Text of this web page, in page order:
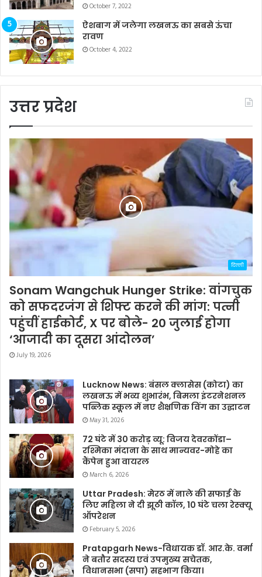
October 7, 2022
ऐशबाग में जलेगा लखनऊ का सबसे ऊंचा
रावण
October 4, 2022
उत्तर प्रदेश
दिल्ली
Sonam Wangchuk Hunger Strike: वांगचुक
को सफदरजंग से शिफ्ट करने की मांग: पत्नी
पहुंचीं हाईकोर्ट, X पर बोले- 20 जुलाई होगा
‘आजादी का दूसरा आंदोलन’
July 19, 2026
Lucknow News: बंसल क्लासेस (कोटा) का
लखनऊ में भव्य शुभारंभ, बिमला इंटरनेशनल
पब्लिक स्कूल में नए शैक्षणिक विंग का उद्घाटन
May 31, 2026
72 घंटे में 30 करोड़ व्यू: विजय देवरकोंडा–
रश्मिका मंदाना के साथ मान्यवर-मोहे का
कैंपेन हुआ वायरल
March 6, 2026
Uttar Pradesh: मेरठ में नाले की सफाई के
लिए महिला ने दी झूठी कॉल, 10 घंटे चला रेस्क्यू
ऑपरेशन
February 5, 2026
Pratapgarh News-विधायक डॉ. आर.के. वर्मा
ने बतौर सदस्य एवं उपमुख्य सचेतक,
विधानसभा (सपा) सहभाग किया।